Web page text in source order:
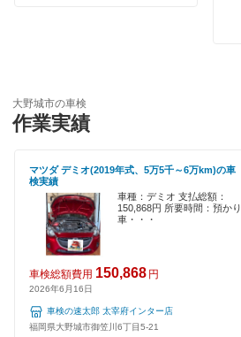
嘉麻市
久留米市
古賀市
田川郡
田川市
太宰府市
ハイブリッド車OK
EV車OK
120分以内の車検
1日車検
夜間受付
整備保証
エネフリ車検
大野城市の車検
作業実績
マツダ デミオ(2019年式、5万5千～6万km)の車
検実績
車種：デミオ 支払総額：
150,868円 所要時間：預かり
車・・・
車検総額費用 150,868 円
2026年6月16日
車検の速太郎 太宰府インター店
福岡県大野城市御笠川6丁目5-21